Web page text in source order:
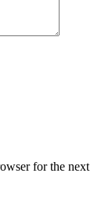
for the next